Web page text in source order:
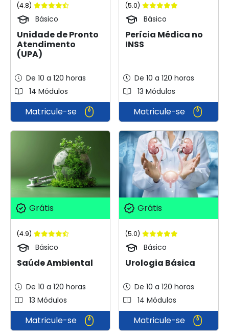
(4.8)
Básico
Unidade de Pronto
Atendimento
(UPA)
De 10 a 120 horas
14 Módulos
Matricule-se
(5.0)
Básico
Perícia Médica no
INSS
De 10 a 120 horas
13 Módulos
Matricule-se
Grátis
(4.9)
Básico
Saúde Ambiental
De 10 a 120 horas
13 Módulos
Matricule-se
Grátis
(5.0)
Básico
Urologia Básica
De 10 a 120 horas
14 Módulos
Matricule-se